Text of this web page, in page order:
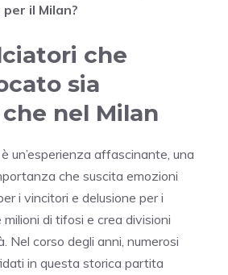
il Milan?
che
sia
nel Milan
è un’esperienza affascinante, una
che suscita emozioni
i vincitori e delusione per i
di tifosi e crea divisioni
Nel corso degli anni, numerosi
in questa storica partita